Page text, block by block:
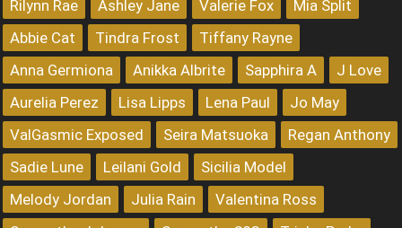
Rilynn Rae
Ashley Jane Valerie Fox
Mia Split
Abbie Cat
Tindra Frost
Tiffany Rayne
Anna Germiona
Anikka Albrite Sapphira A
J Love
Aurelia Perez
Lisa Lipps Lena Paul
Jo May
ValGasmic Exposed
Seira Matsuoka
Regan Anthony
Sadie Lune
Leilani Gold
Sicilia Model
Melody Jordan
Julia Rain
Valentina Ross